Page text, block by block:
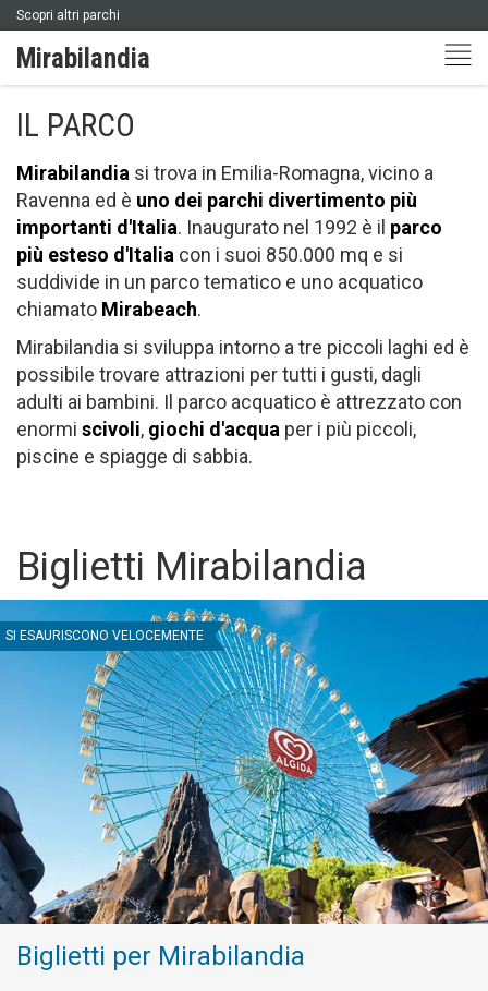
Scopri altri parchi
Mirabilandia
IL PARCO
Mirabilandia si trova in Emilia-Romagna, vicino a
Ravenna ed è uno dei parchi divertimento più
importanti d'Italia. Inaugurato nel 1992 è il parco
più esteso d'Italia con i suoi 850.000 mq e si
suddivide in un parco tematico e uno acquatico
chiamato Mirabeach.
Mirabilandia si sviluppa intorno a tre piccoli laghi ed è
possibile trovare attrazioni per tutti i gusti, dagli
adulti ai bambini. Il parco acquatico è attrezzato con
enormi scivoli, giochi d'acqua per i più piccoli,
piscine e spiagge di sabbia.
Biglietti Mirabilandia
SI ESAURISCONO VELOCEMENTE
Biglietti per Mirabilandia